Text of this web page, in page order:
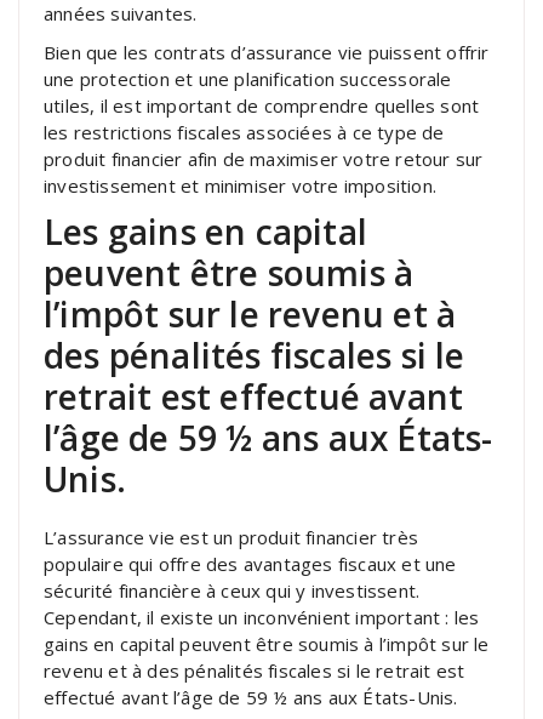
années suivantes.
Bien que les contrats d’assurance vie puissent offrir
une protection et une planification successorale
utiles, il est important de comprendre quelles sont
les restrictions fiscales associées à ce type de
produit financier afin de maximiser votre retour sur
investissement et minimiser votre imposition.
Les gains en capital
peuvent être soumis à
l’impôt sur le revenu et à
des pénalités fiscales si le
retrait est effectué avant
l’âge de 59 ½ ans aux États-
Unis.
L’assurance vie est un produit financier très
populaire qui offre des avantages fiscaux et une
sécurité financière à ceux qui y investissent.
Cependant, il existe un inconvénient important : les
gains en capital peuvent être soumis à l’impôt sur le
revenu et à des pénalités fiscales si le retrait est
effectué avant l’âge de 59 ½ ans aux États-Unis.